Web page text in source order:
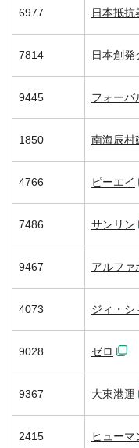
6977 日本抵抗
7814 日本創発
9445 フォーバ
1850 南海辰村
4766 ピーエイ
7486 サンリン
9467 アルファ
4073 ジィ・シ
9028 ゼロ
9367 大東港運
2415 ヒューマ